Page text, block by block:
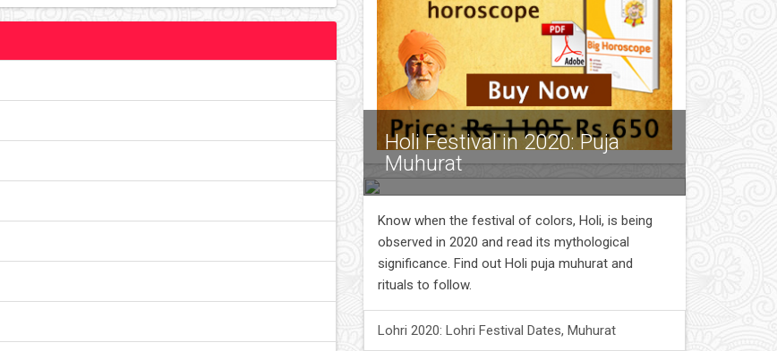
Holi Festival in 2020: Puja
Muhurat
Know when the festival of colors, Holi, is being
observed in 2020 and read its mythological
significance. Find out Holi puja muhurat and
rituals to follow.
Lohri 2020: Lohri Festival Dates, Muhurat